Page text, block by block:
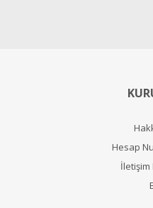
Hesap
İletişim